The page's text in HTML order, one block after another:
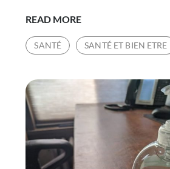
READ MORE4
RITUELS
SIMPLES
SOINS
VONT
SANTÉ SANTÉ ET BIEN ETRE